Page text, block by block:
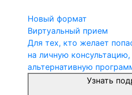
Новый формат
Виртуальный прием
Для тех, кто желает
на личную
альтернативную